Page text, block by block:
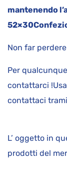
mantenendo
52×30
Non far
Per
contattarci
contattaci
L’ oggetto in